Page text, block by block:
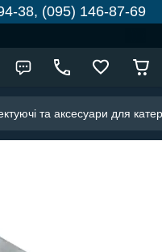
38, (095) 146-87-69
та аксесуари для